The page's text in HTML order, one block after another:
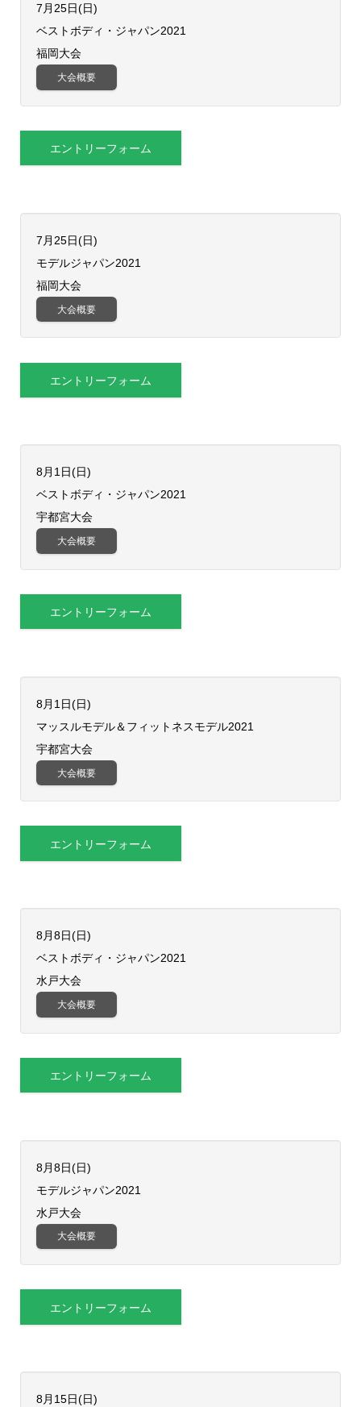
7月25日(日)
ベストボディ・ジャパン2021
福岡大会
大会概要
エントリーフォーム
7月25日(日)
​モデルジャパン2021
福岡大会
大会概要
エントリーフォーム
8月1日(日)
ベストボディ・ジャパン2021
宇都宮大会
大会概要
エントリーフォーム
8月1日(日)
​マッスルモデル＆フィットネスモデル2021
宇都宮大会
大会概要
エントリーフォーム
8月8日(日)
ベストボディ・ジャパン2021
水戸大会
大会概要
エントリーフォーム
8月8日(日)
モデルジャパン2021
水戸大会
大会概要
エントリーフォーム
8月15日(日)